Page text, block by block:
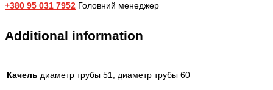
+380 95 031 7952 Головний менеджер
Additional information
Качель диаметр трубы 51, диаметр трубы 60